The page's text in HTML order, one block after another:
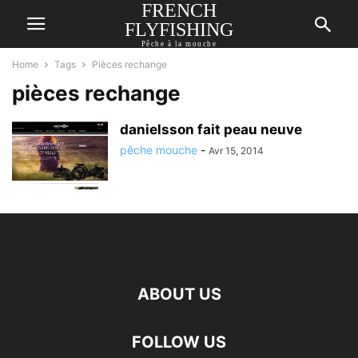
FRENCH
FLYFISHING
Pêche à la mouche
Home Tags Pièces rechange
pièces rechange
danielsson fait peau neuve
pêche mouche - Avr 15, 2014
ABOUT US
FOLLOW US